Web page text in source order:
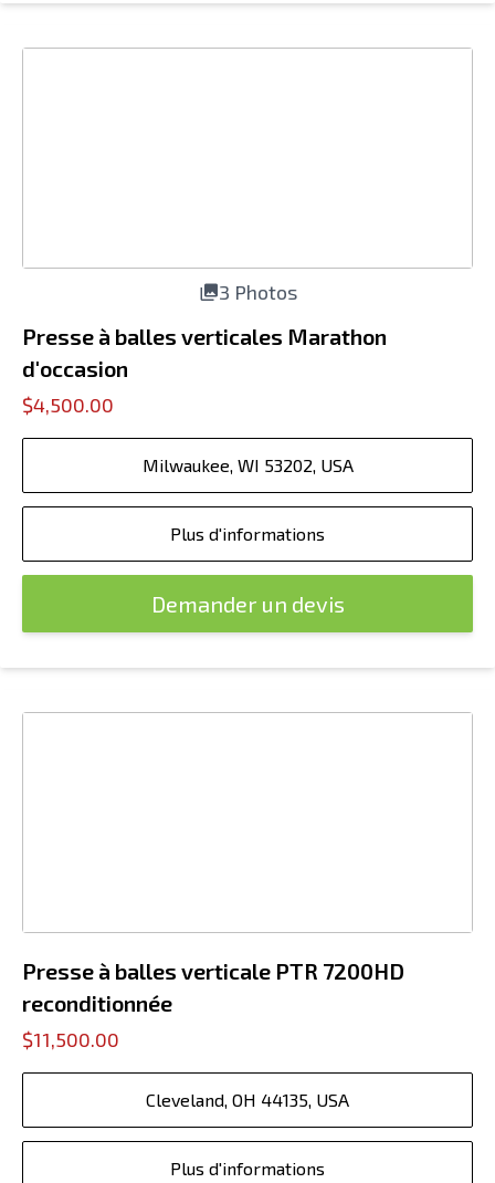
3 Photos
Presse à balles verticales Marathon
d'occasion
$4,500.00
Milwaukee, WI 53202, USA
Plus d'informations
Demander un devis
Presse à balles verticale PTR 7200HD
reconditionnée
$11,500.00
Cleveland, OH 44135, USA
Plus d'informations